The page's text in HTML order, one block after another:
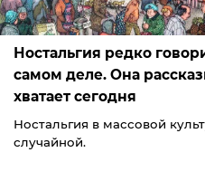
Ностальгия редко
самом деле. Она
хватает сегодня
Ностальгия в массовой
случайной.